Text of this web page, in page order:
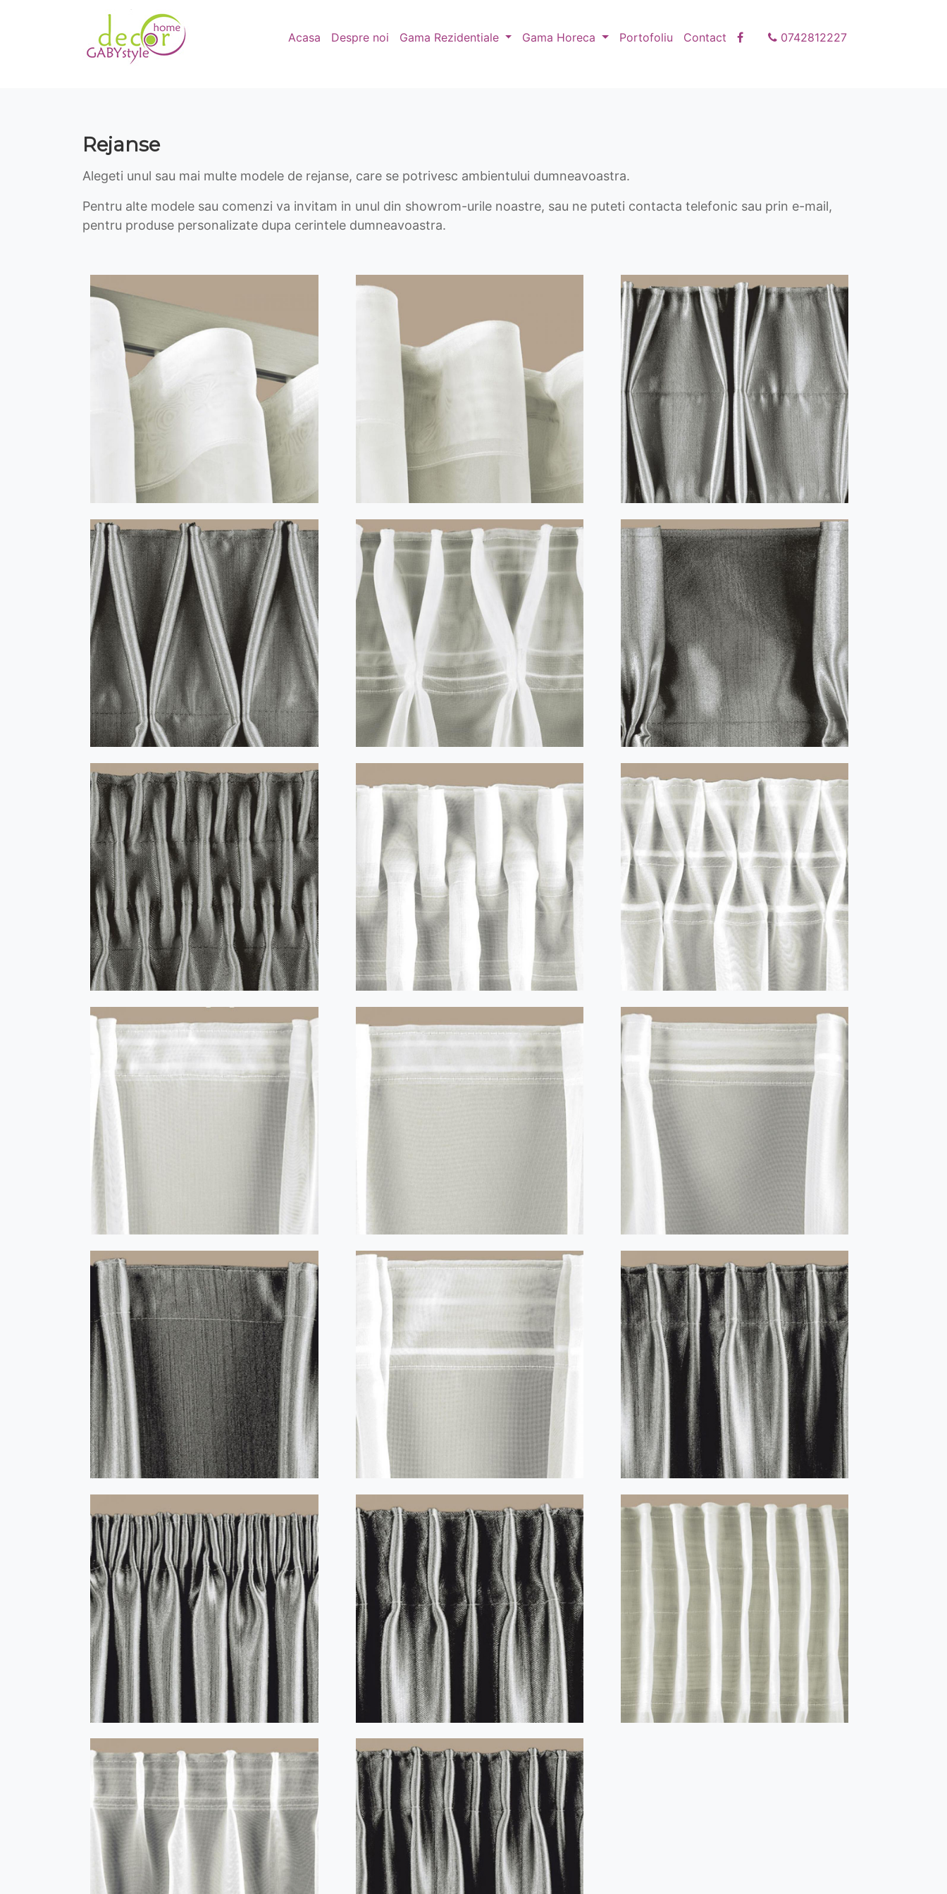
Acasa Despre noi Gama Rezidentiale Gama Horeca Portofoliu Contact 0742812227
Rejanse
Alegeti unul sau mai multe modele de rejanse, care se potrivesc ambientului dumneavoastra.
Pentru alte modele sau comenzi va invitam in unul din showrom-urile noastre, sau ne puteti contacta telefonic sau prin e-mail,
pentru produse personalizate dupa cerintele dumneavoastra.
WAVE cu încrețire în fald 1:2,1 -
transparent
GOLF cu încrețire în fald, pentru bare
vario - transparent
ZEFIR cu fundițe 1:2 alb
WIND V-design 1:2,5 - alb WIND V-design 1:2 transparent TORNADO tip potir 1:2 - alb
SOLANO Cu bețișoare 1:2 alb MONSOON Y 1:2,5 - transparent MONSOON romb 1:2 - transparent
TYPHOON cu 3 fundițe 1:2 - transparent
SIROCCO cu 1 fundiță 1:1,5 transparent
2,5 cm
PASSAT cu 2 fundițe, 1:2 transparent
PASSAT cu 2 fundițe 1:2 alb CYCLONE cu 4 fundițe 1:3 transparent Rejansă 1:2 tip creion alb
MISTRAL vario - alb MISTRAL 1:2 alb